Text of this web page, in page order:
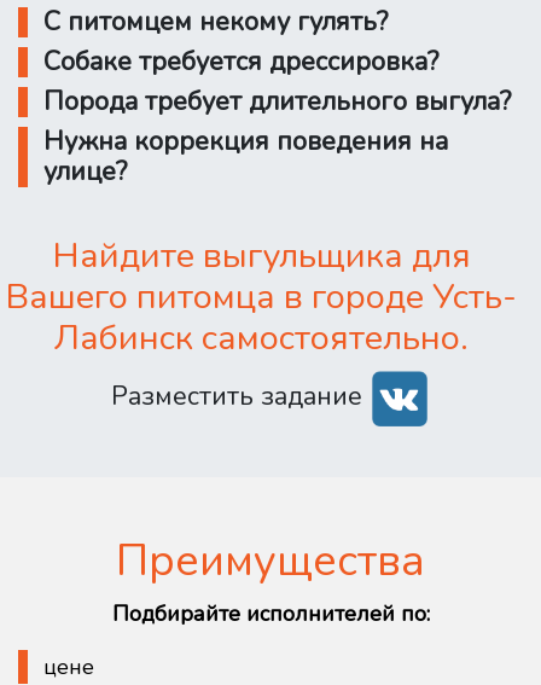
С питомцем некому гулять?
Собаке требуется дрессировка?
Порода требует длительного выгула?
Нужна коррекция поведения на
улице?
Найдите выгульщика для
Вашего питомца в городе Усть-
Лабинск самостоятельно.
Разместить задание
Преимущества
Подбирайте исполнителей по:
цене